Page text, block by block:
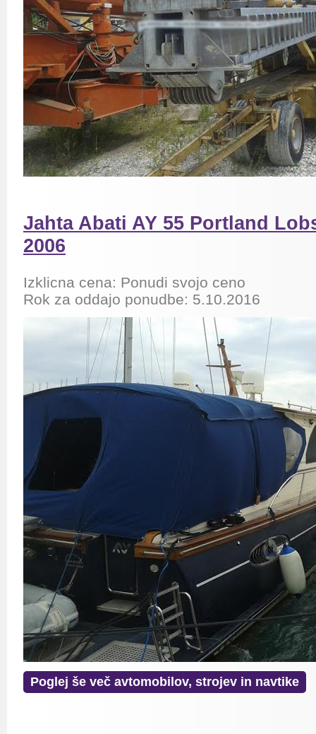
Jahta Abati AY 55 Portland
2006
Izklicna cena: Ponudi svojo ceno
Rok za oddajo ponudbe: 5.10.2016
Poglej še več avtomobilov, strojev in navtike